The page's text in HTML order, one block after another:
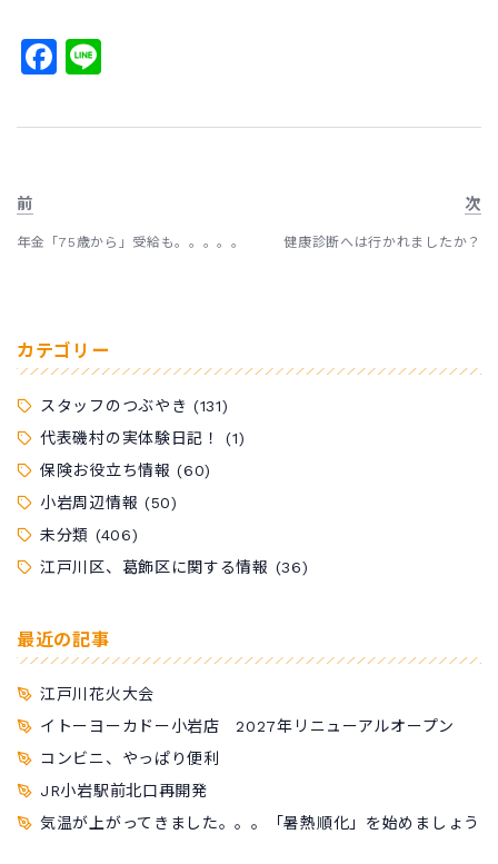
Facebook
前
年金「75歳から」受給も。。。。。
次
健康診断へは行かれましたか？
カテゴリー
スタッフのつぶやき (131)
代表磯村の実体験日記！
(1)
保険お役立ち情報 (60)
小岩周辺情報 (50)
未分類 (406)
江戸川区、葛飾区に関する情報 (36)
最近の記事
江戸川花火大会
イトーヨーカドー小岩店 2027年リニューアルオープン
コンビニ、やっぱり便利
JR小岩駅前北口再開発
気温が上がってきました。。。「暑熱順化」を始めましょう